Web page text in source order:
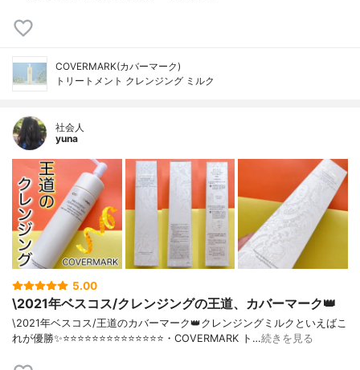
COVERMARK(カバーマーク)
トリートメント クレンジング ミルク
社会人
yuna
5.00
\2021年ベスコス/クレンジングの王道、カバーマーク👑
\2021年ベスコス/王道のカバーマーク👑クレンジングミルクといえばこ
れが優勝✨⭐️⭐️⭐️⭐️⭐️⭐️⭐️⭐️⭐️⭐️⭐️⭐️⭐️⭐️・COVERMARK ト…続きを見る